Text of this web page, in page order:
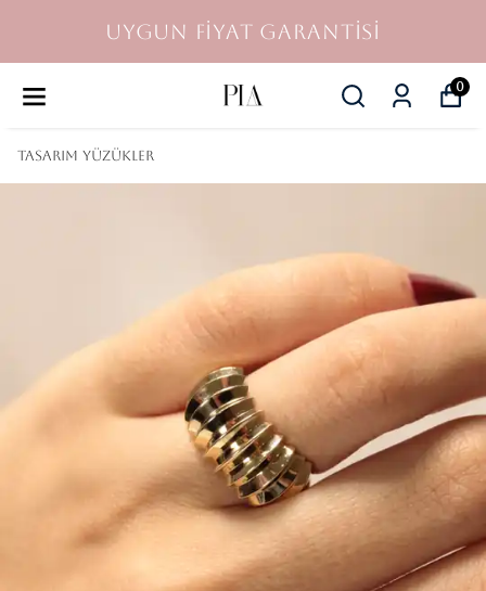
UYGUN FİYAT GARANTİSİ
0
TASARIM YÜZÜKLER